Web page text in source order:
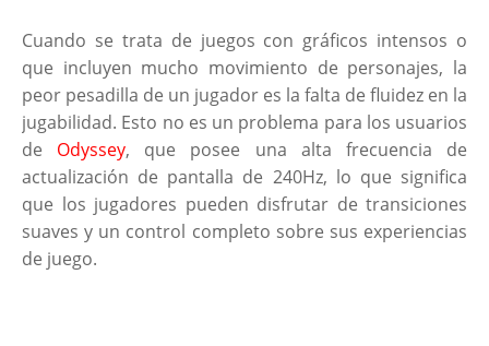
Cuando se trata de juegos con gráficos intensos o
que incluyen mucho movimiento de personajes, la
peor pesadilla de un jugador es la falta de fluidez en la
jugabilidad. Esto no es un problema para los usuarios
de Odyssey, que posee una alta frecuencia de
actualización de pantalla de 240Hz, lo que significa
que los jugadores pueden disfrutar de transiciones
suaves y un control completo sobre sus experiencias
de juego.